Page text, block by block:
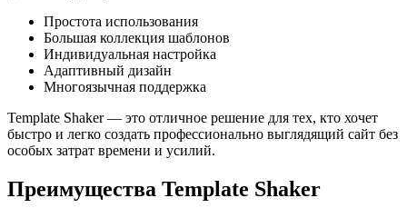
Простота использования
Большая коллекция шаблонов
Индивидуальная настройка
Адаптивный дизайн
Многоязычная поддержка
Template Shaker — это отличное решение для тех, кто хочет
быстро и легко создать профессионально выглядящий сайт без
особых затрат времени и усилий.
Преимущества Template Shaker